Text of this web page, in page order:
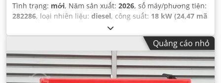
Tình trạng: mới, Năm sản xuất: 2026, số máy/phương tiện:
282286, loại nhiên liệu: diesel, công suất: 18 kW (24,47 mã
Yanmar 4TNV88-22G
Quảng cáo nhỏ